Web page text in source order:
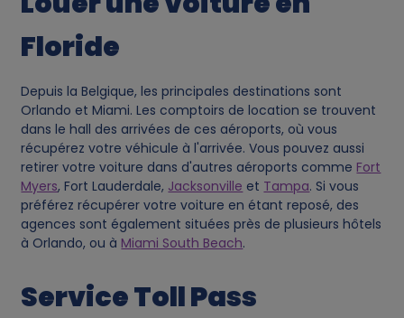
Floride
Depuis la Belgique, les principales destinations sont
Orlando et Miami. Les comptoirs de location se trouvent
dans le hall des arrivées de ces aéroports, où vous
récupérez votre véhicule à l'arrivée. Vous pouvez aussi
retirer votre voiture dans d'autres aéroports comme Fort
Myers, Fort Lauderdale, Jacksonville et Tampa. Si vous
préférez récupérer votre voiture en étant reposé, des
agences sont également situées près de plusieurs hôtels
à Orlando, ou à Miami South Beach.
Service Toll Pass
s